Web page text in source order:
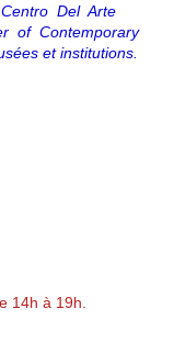
Del Arte
of Contemporary
et institutions.
14h à 19h.